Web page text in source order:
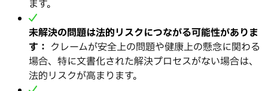
ます。
未解決の問題は法的リスクにつながる可能性がありま
す： クレームが安全上の問題や健康上の懸念に関わる
場合、特に文書化された解決プロセスがない場合は、
法的リスクが高まります。